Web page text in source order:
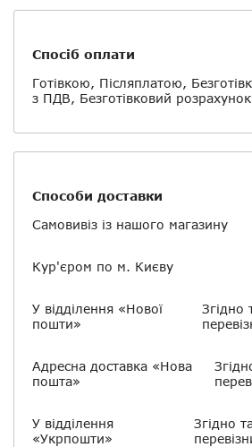
Спосіб оплати
Готівкою, Післяплатою,
з ПДВ, Безготівковий
Способи доставки
Самовивіз із нашого магазину
Кур'єром по м. Києву
У відділення «Нової
пошти»
Згідно
Адресна доставка «Нова
пошта»
У відділення
«Укрпошти»
Згідно